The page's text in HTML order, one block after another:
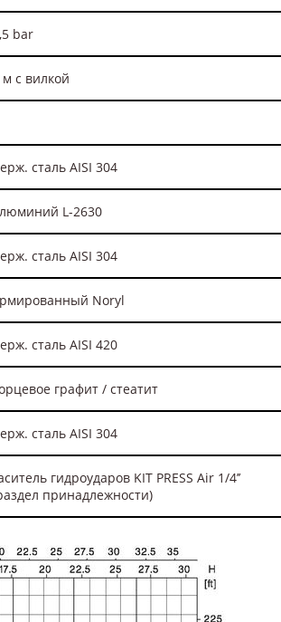
bar
м с вилкой
сталь AISI 304
L-2630
сталь AISI 304
Noryl
сталь AISI 420
графит / стеатит
сталь AISI 304
гидроударов KIT PRESS Air 1/4’’
принадлежности)